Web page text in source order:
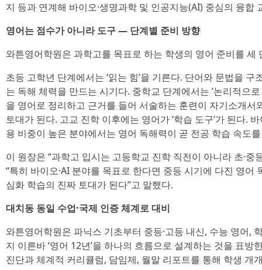
지 등과 연계해 바이오·생명과학 및 인공지능(AI) 중심의 융합
영어는 점수가 아니라 도구 — 단계별 준비 방향
와튼영어학원은 과학고를 목표로 하는 학생의 영어 준비를 세
초등 고학년 단계에서는 ‘읽는 힘’을 기른다. 단어와 문법을
는 독해 체력을 만드는 시기다. 중학교 단계에서는 ‘논리적으
을 영어로 정리하고 근거를 들어 서술하는 훈련이 자기소개
토대가 된다. 고교 진학 이후에는 영어가 ‘학습 도구’가 된다.
용 비중이 높은 분야에서는 영어 독해력이 곧 전공 학습 속도
이 원장은 “과학고 입시는 고등학교 진학 직전이 아니라 초·중
“특히 바이오·AI 분야를 목표로 한다면 중등 시기에 다진 영어
심화 학습의 진짜 토대가 된다”고 말했다.
대치동 동일 수업·국제 인증 체계로 대비
와튼영어학원은 파닉스 기초부터 중등·고등 내신, 수능 영어,
지 이른바 ‘영어 12년’을 하나의 흐름으로 설계하는 것을 표
진단과 체계적 커리큘럼, 담임제, 월말 리포트를 통해 학생 개